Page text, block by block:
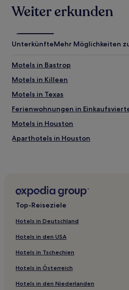
Weiter erkunden
UnterkünfteMehr Möglichkeiten
Motels in Bastrop
Motels in Killeen
Motels in Texas
Ferienwohnungen in
Motels in Houston
Aparthotels in Houston
B&B in Austin
Motels in Südost-Texas
Günstige in Waco
Haustierfreundliche in Waco
Hotels mit Küchenzeile in Waco
Familien in Greater Hobby Area
Hotels mit inbegriffenem
Top-Reiseziele
Hotels in Deutschland
Hotels in den USA
Hotels in Tschechien
Hotels in Österreich
Hotels in den Niederlanden